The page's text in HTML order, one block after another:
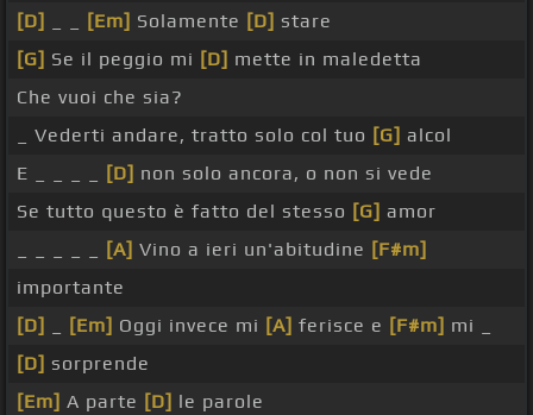
[D]
[Em] Solamente [D] stare
[G] Se il peggio mi [D] mette in maledetta
Che vuoi che sia?
_ Vederti andare, tratto solo col tuo [G] alcol
E _ _ _ _
[D] non solo ancora, o non si vede
Se tutto questo è fatto del stesso [G] amor
[A] Vino a ieri un'abitudine [F#m]
importante
[D]
[Em] Oggi invece mi [A] ferisce e [F#m] mi _
[D] sorprende
[Em] A parte [D] le parole